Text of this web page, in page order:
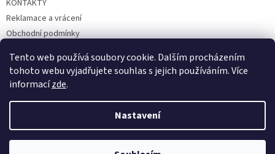
Tento web používá soubory cookie. Dalším procházením
tohoto webu vyjadřujete souhlas s jejich používáním. Více
informacízde.
Nastavení
KONTAKTY
Reklamace a vrácení
Obchodní podmínky
Doprava a platba
Vytvořil Shoptet